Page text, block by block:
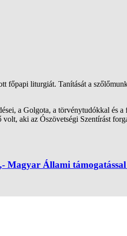
főpapi liturgiát. Tanítását a
a Golgota, a törvénytudókkal és
aki az Ószövetségi Szentírást
Magyar Állami